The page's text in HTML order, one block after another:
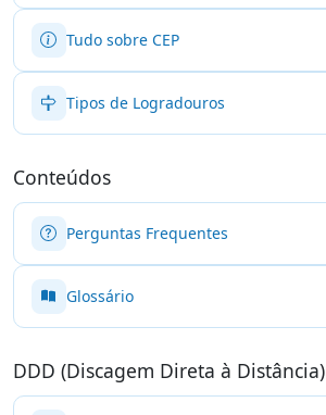
Tudo sobre CEP
Tipos de Logradouros
Conteúdos
Perguntas Frequentes
Glossário
DDD (Discagem Direta à Distância)